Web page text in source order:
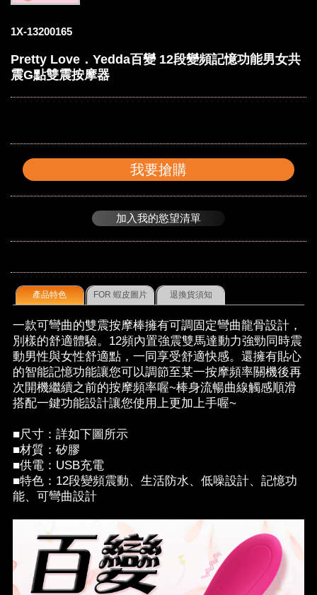
1X-13200165
Pretty Love．Yedda百變 12段變頻記憶功能男女共
震G點雙震按摩器
我要搶購
加入我的慾望清單
產品特色 FOR 蝦皮圖片 退換貨須知
一款可彎曲的雙震按摩棒擁有可調固定彎曲龍骨設計，
別樣的舒適體驗。12頻內置強震雙馬達動力強勁同時震
動男性與女性舒適點，一同享受舒適快感。還擁有貼心
的智能記憶功能讓您可以調節至某一按摩頻率關機後再
次開機繼續之前的按摩頻率喔~棒身流暢曲線觸感順滑
搭配一鍵功能設計讓您使用上更加上手喔~
■尺寸：詳如下圖所示
■材質：矽膠
■供電：USB充電
■特色：12段變頻震動、生活防水、低噪設計、記憶功
能、可彎曲設計